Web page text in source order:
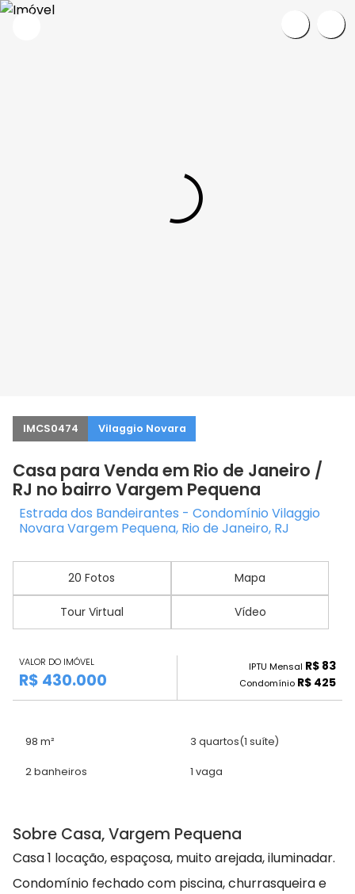
IMCS0474 Vilaggio Novara
Casa para Venda em Rio de Janeiro /
RJ no bairro Vargem Pequena
Estrada dos Bandeirantes - Condomínio Vilaggio
Novara Vargem Pequena, Rio de Janeiro, RJ
20 Fotos Mapa
Tour Virtual Vídeo
VALOR DO IMÓVEL
R$ 430.000
IPTU Mensal R$ 83
Condomínio R$ 425
98 m² 3 quartos(1 suíte)
2 banheiros 1 vaga
Sobre Casa, Vargem Pequena
Casa 1 locação, espaçosa, muito arejada, iluminadar.
Condomínio fechado com piscina, churrasqueira e